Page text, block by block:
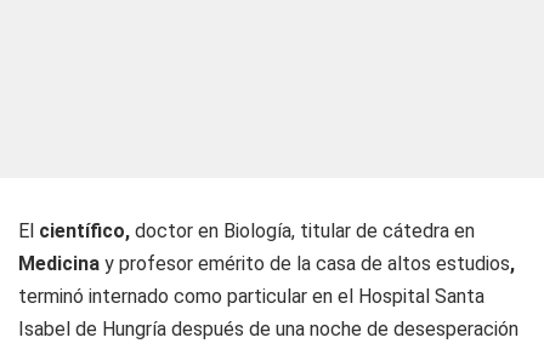
El científico, doctor en Biología, titular de cátedra en
Medicina y profesor emérito de la casa de altos estudios,
terminó internado como particular en el Hospital Santa
Isabel de Hungría después de una noche de desesperación